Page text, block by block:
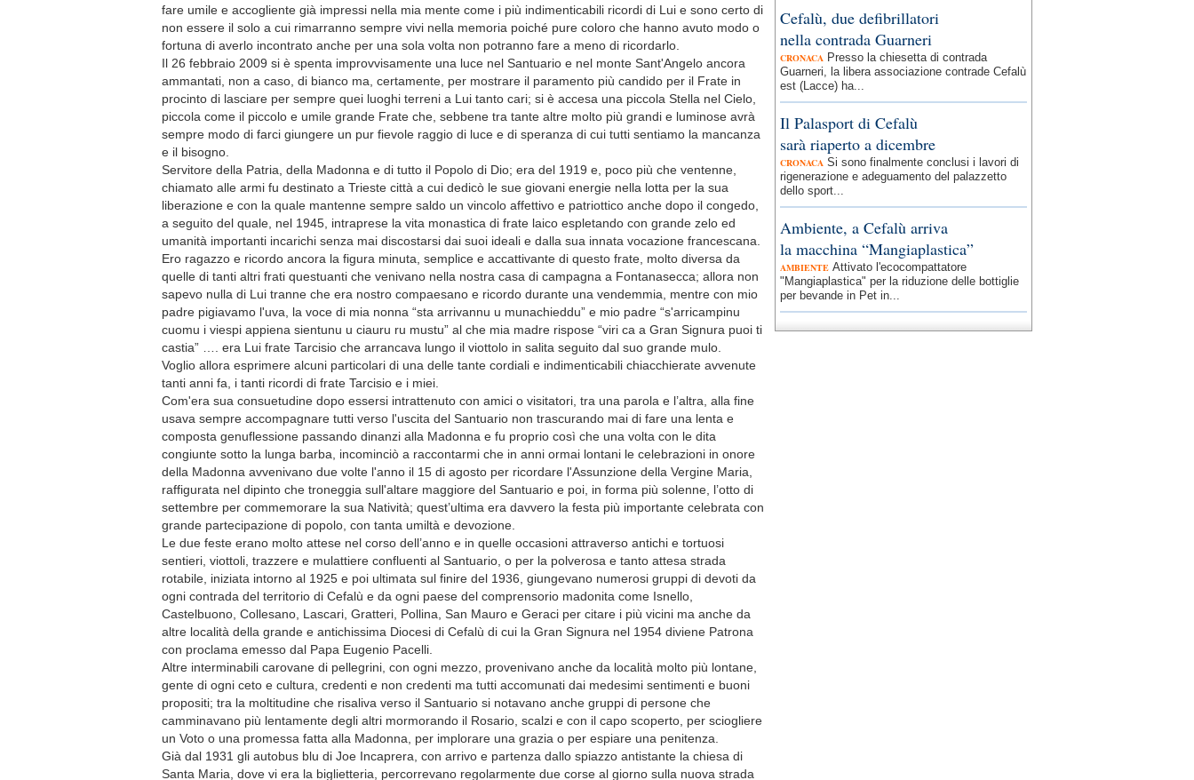
fare umile e accogliente già impressi nella mia mente come i più indimenticabili ricordi di Lui e sono certo di
non essere il solo a cui rimarranno sempre vivi nella memoria poiché pure coloro che hanno avuto modo o
fortuna di averlo incontrato anche per una sola volta non potranno fare a meno di ricordarlo.
Il 26 febbraio 2009 si è spenta improvvisamente una luce nel Santuario e nel monte Sant'Angelo ancora
ammantati, non a caso, di bianco ma, certamente, per mostrare il paramento più candido per il Frate in
procinto di lasciare per sempre quei luoghi terreni a Lui tanto cari; si è accesa una piccola Stella nel Cielo,
piccola come il piccolo e umile grande Frate che, sebbene tra tante altre molto più grandi e luminose avrà
sempre modo di farci giungere un pur fievole raggio di luce e di speranza di cui tutti sentiamo la mancanza
e il bisogno.
Servitore della Patria, della Madonna e di tutto il Popolo di Dio; era del 1919 e, poco più che ventenne,
chiamato alle armi fu destinato a Trieste città a cui dedicò le sue giovani energie nella lotta per la sua
liberazione e con la quale mantenne sempre saldo un vincolo affettivo e patriottico anche dopo il congedo,
a seguito del quale, nel 1945, intraprese la vita monastica di frate laico espletando con grande zelo ed
umanità importanti incarichi senza mai discostarsi dai suoi ideali e dalla sua innata vocazione francescana.
Ero ragazzo e ricordo ancora la figura minuta, semplice e accattivante di questo frate, molto diversa da
quelle di tanti altri frati questuanti che venivano nella nostra casa di campagna a Fontanasecca; allora non
sapevo nulla di Lui tranne che era nostro compaesano e ricordo durante una vendemmia, mentre con mio
padre pigiavamo l'uva, la voce di mia nonna “sta arrivannu u munachieddu” e mio padre “s'arricampinu
cuomu i viespi appiena sientunu u ciauru ru mustu” al che mia madre rispose “viri ca a Gran Signura puoi ti
castia” …. era Lui frate Tarcisio che arrancava lungo il viottolo in salita seguito dal suo grande mulo.
Voglio allora esprimere alcuni particolari di una delle tante cordiali e indimenticabili chiacchierate avvenute
tanti anni fa, i tanti ricordi di frate Tarcisio e i miei.
Com'era sua consuetudine dopo essersi intrattenuto con amici o visitatori, tra una parola e l’altra, alla fine
usava sempre accompagnare tutti verso l'uscita del Santuario non trascurando mai di fare una lenta e
composta genuflessione passando dinanzi alla Madonna e fu proprio così che una volta con le dita
congiunte sotto la lunga barba, incominciò a raccontarmi che in anni ormai lontani le celebrazioni in onore
della Madonna avvenivano due volte l'anno il 15 di agosto per ricordare l'Assunzione della Vergine Maria,
raffigurata nel dipinto che troneggia sull'altare maggiore del Santuario e poi, in forma più solenne, l’otto di
settembre per commemorare la sua Natività; quest’ultima era davvero la festa più importante celebrata con
grande partecipazione di popolo, con tanta umiltà e devozione.
Le due feste erano molto attese nel corso dell’anno e in quelle occasioni attraverso antichi e tortuosi
sentieri, viottoli, trazzere e mulattiere confluenti al Santuario, o per la polverosa e tanto attesa strada
rotabile, iniziata intorno al 1925 e poi ultimata sul finire del 1936, giungevano numerosi gruppi di devoti da
ogni contrada del territorio di Cefalù e da ogni paese del comprensorio madonita come Isnello,
Castelbuono, Collesano, Lascari, Gratteri, Pollina, San Mauro e Geraci per citare i più vicini ma anche da
altre località della grande e antichissima Diocesi di Cefalù di cui la Gran Signura nel 1954 diviene Patrona
con proclama emesso dal Papa Eugenio Pacelli.
Altre interminabili carovane di pellegrini, con ogni mezzo, provenivano anche da località molto più lontane,
gente di ogni ceto e cultura, credenti e non credenti ma tutti accomunati dai medesimi sentimenti e buoni
propositi; tra la moltitudine che risaliva verso il Santuario si notavano anche gruppi di persone che
camminavano più lentamente degli altri mormorando il Rosario, scalzi e con il capo scoperto, per sciogliere
un Voto o una promessa fatta alla Madonna, per implorare una grazia o per espiare una penitenza.
Già dal 1931 gli autobus blu di Joe Incaprera, con arrivo e partenza dallo spiazzo antistante la chiesa di
Santa Maria, dove vi era la biglietteria, percorrevano regolarmente due corse al giorno sulla nuova strada
Cefalù, due defibrillatori
nella contrada Guarneri
CRONACA Presso la chiesetta di contrada
Guarneri, la libera associazione contrade Cefalù
est (Lacce) ha...
Il Palasport di Cefalù
sarà riaperto a dicembre
CRONACA Si sono finalmente conclusi i lavori di
rigenerazione e adeguamento del palazzetto
dello sport...
Ambiente, a Cefalù arriva
la macchina “Mangiaplastica”
AMBIENTE Attivato l'ecocompattatore
"Mangiaplastica" per la riduzione delle bottiglie
per bevande in Pet in...